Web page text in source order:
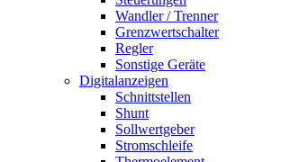
Wandler / Trenner
Grenzwertschalter
Regler
Sonstige Geräte
Digitalanzeigen
Schnittstellen
Shunt
Sollwertgeber
Stromschleife